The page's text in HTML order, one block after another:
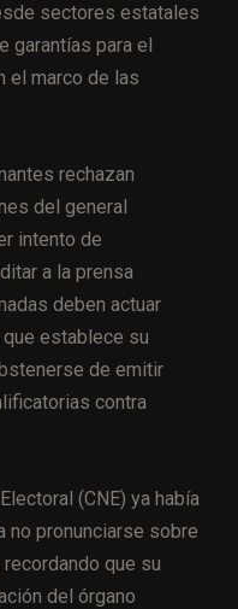
sectores estatales
garantías para el
el marco de las
rechazan
del general
intento de
a la prensa
deben actuar
establece su
de emitir
contra
(CNE) ya había
no pronunciarse sobre
que su
del órgano